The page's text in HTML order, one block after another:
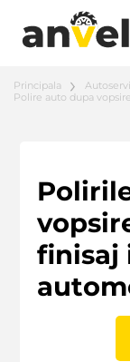
Principala
Polire auto dupa vopsire
finisaj